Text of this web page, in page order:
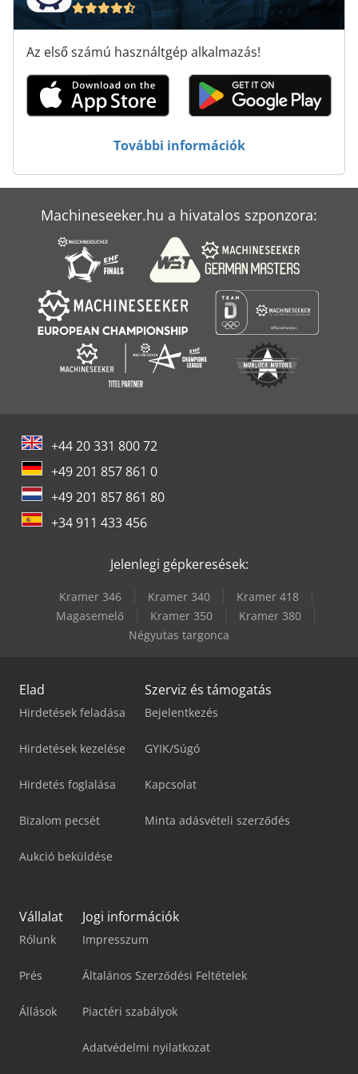
Élhajlító Gép
Élzáró Gép
Összehordó Gép
Az első számú használtgép alkalmazás!
További információk
Machineseeker.hu a hivatalos szponzora:
+44 20 331 800 72
+49 201 857 861 0
+49 201 857 861 80
+34 911 433 456
Jelenlegi gépkeresések:
Kramer 346 Kramer 340
Kramer 418
Magasemelő
Kramer 350
Kramer 380
Négyutas targonca
Elad
Hirdetések feladása
Hirdetések kezelése
Hirdetés foglalása
Bizalom pecsét
Aukció beküldése
Szerviz és támogatás
Bejelentkezés
GYIK/Súgó
Kapcsolat
Minta adásvételi szerződés
Vállalat
Rólunk
Prés
Állások
Jogi információk
Impresszum
Általános Szerződési Feltételek
Piactéri szabályok
Adatvédelmi nyilatkozat